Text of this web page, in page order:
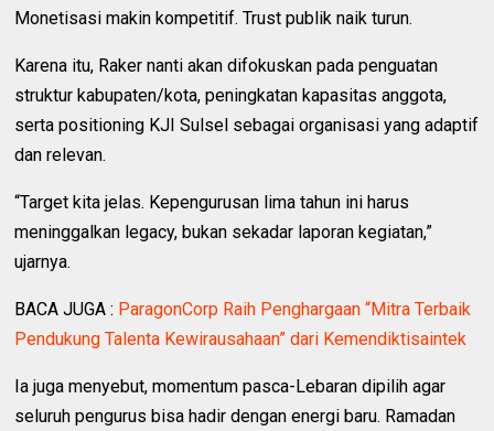
Monetisasi makin kompetitif. Trust publik naik turun.
Karena itu, Raker nanti akan difokuskan pada penguatan
struktur kabupaten/kota, peningkatan kapasitas anggota,
serta positioning KJI Sulsel sebagai organisasi yang adaptif
dan relevan.
“Target kita jelas. Kepengurusan lima tahun ini harus
meninggalkan legacy, bukan sekadar laporan kegiatan,”
ujarnya.
BACA JUGA : ParagonCorp Raih Penghargaan “Mitra Terbaik
Pendukung Talenta Kewirausahaan” dari Kemendiktisaintek
Ia juga menyebut, momentum pasca-Lebaran dipilih agar
seluruh pengurus bisa hadir dengan energi baru. Ramadan